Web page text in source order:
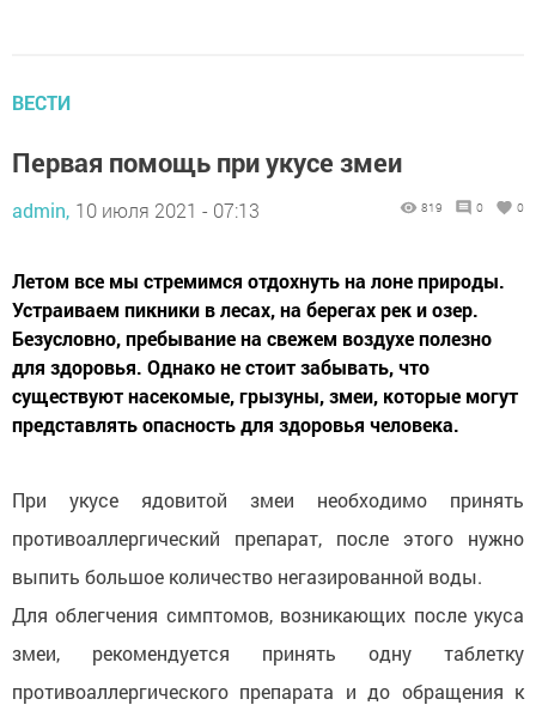
ВЕСТИ
Первая помощь при укусе змеи
admin, 10 июля 2021 - 07:13 819 0 0
Летом все мы стремимся отдохнуть на лоне природы.
Устраиваем пикники в лесах, на берегах рек и озер.
Безусловно, пребывание на свежем воздухе полезно
для здоровья. Однако не стоит забывать, что
существуют насекомые, грызуны, змеи, которые могут
представлять опасность для здоровья человека.
При укусе ядовитой змеи необходимо принять
противоаллергический препарат, после этого нужно
выпить большое количество негазированной воды.
Для облегчения симптомов, возникающих после укуса
змеи, рекомендуется принять одну таблетку
противоаллергического препарата и до обращения к